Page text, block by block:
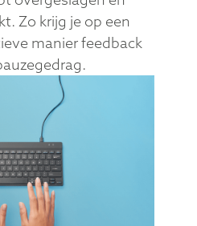
Zo krijg je op een
manier feedback